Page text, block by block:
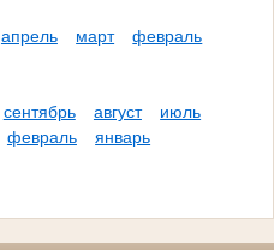
апрель март
февраль
сентябрь август
июль
февраль
январь